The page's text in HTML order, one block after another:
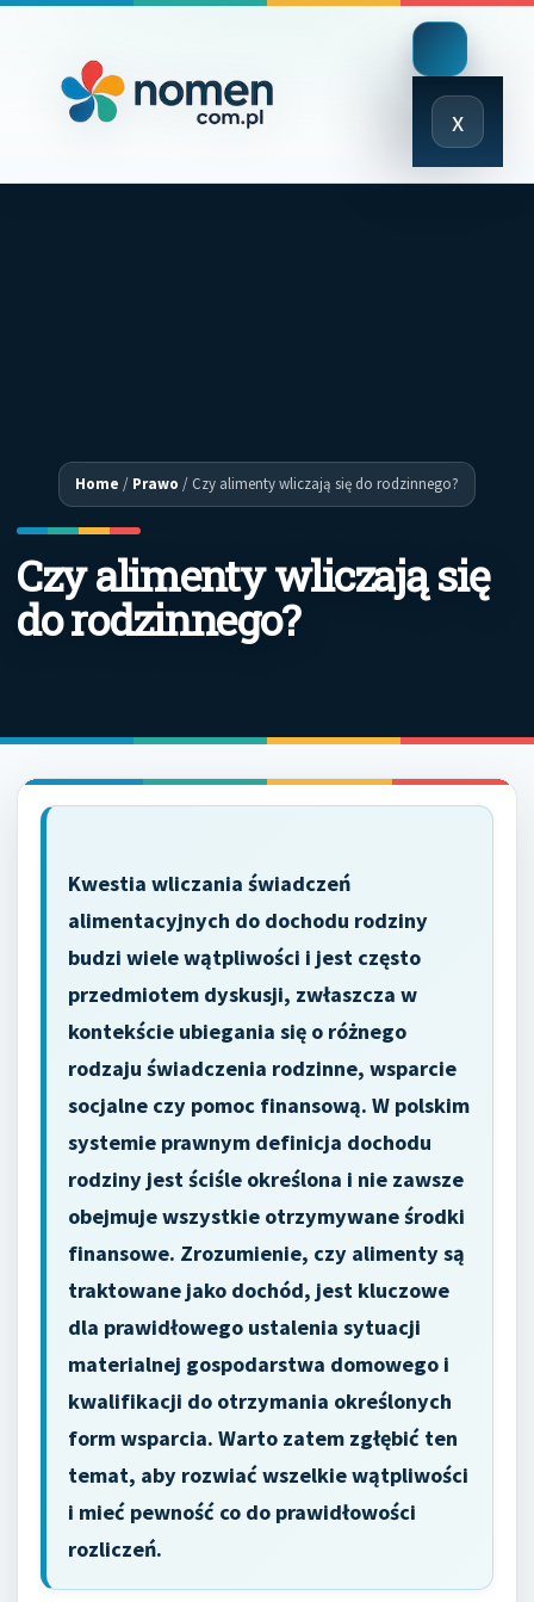
x
Close
Menu
Home / Prawo / Czy alimenty wliczają się do rodzinnego?
Czy alimenty wliczają się
do rodzinnego?
Kwestia wliczania świadczeń
alimentacyjnych do dochodu rodziny
budzi wiele wątpliwości i jest często
przedmiotem dyskusji, zwłaszcza w
kontekście ubiegania się o różnego
rodzaju świadczenia rodzinne, wsparcie
socjalne czy pomoc finansową. W polskim
systemie prawnym definicja dochodu
rodziny jest ściśle określona i nie zawsze
obejmuje wszystkie otrzymywane środki
finansowe. Zrozumienie, czy alimenty są
traktowane jako dochód, jest kluczowe
dla prawidłowego ustalenia sytuacji
materialnej gospodarstwa domowego i
kwalifikacji do otrzymania określonych
form wsparcia. Warto zatem zgłębić ten
temat, aby rozwiać wszelkie wątpliwości
i mieć pewność co do prawidłowości
rozliczeń.